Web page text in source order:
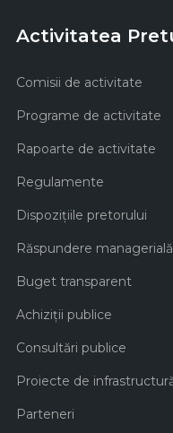
Activitatea
Comisii de activitate
Programe de activitate
Rapoarte de activitate
Regulamente
Dispozițiile pretorului
Răspundere managerială
Buget transparent
Achiziţii publice
Consultări publice
Proiecte de
Parteneri